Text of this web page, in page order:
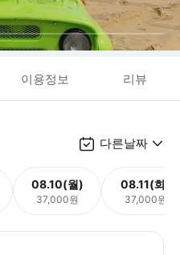
이용정보 리뷰
다른날짜
08.10(월)
37,000원
08.11(화)
37,000원